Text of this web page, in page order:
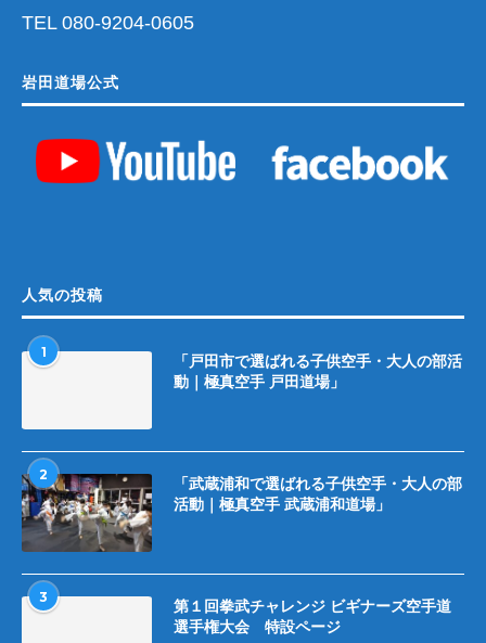
TEL 080-9204-0605
岩田道場公式
人気の投稿
1
「戸田市で選ばれる子供空手・大人の部活
動｜極真空手 戸田道場」
2
「武蔵浦和で選ばれる子供空手・大人の部
活動｜極真空手 武蔵浦和道場」
3
第１回拳武チャレンジ ビギナーズ空手道
選手権大会 特設ページ